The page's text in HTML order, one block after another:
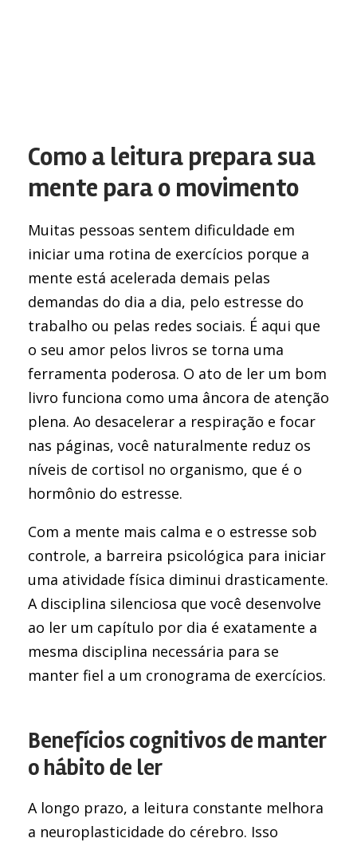
Como a leitura prepara sua
mente para o movimento
Muitas pessoas sentem dificuldade em
iniciar uma rotina de exercícios porque a
mente está acelerada demais pelas
demandas do dia a dia, pelo estresse do
trabalho ou pelas redes sociais. É aqui que
o seu amor pelos livros se torna uma
ferramenta poderosa. O ato de ler um bom
livro funciona como uma âncora de atenção
plena. Ao desacelerar a respiração e focar
nas páginas, você naturalmente reduz os
níveis de cortisol no organismo, que é o
hormônio do estresse.
Com a mente mais calma e o estresse sob
controle, a barreira psicológica para iniciar
uma atividade física diminui drasticamente.
A disciplina silenciosa que você desenvolve
ao ler um capítulo por dia é exatamente a
mesma disciplina necessária para se
manter fiel a um cronograma de exercícios.
Benefícios cognitivos de manter
o hábito de ler
A longo prazo, a leitura constante melhora
a neuroplasticidade do cérebro. Isso